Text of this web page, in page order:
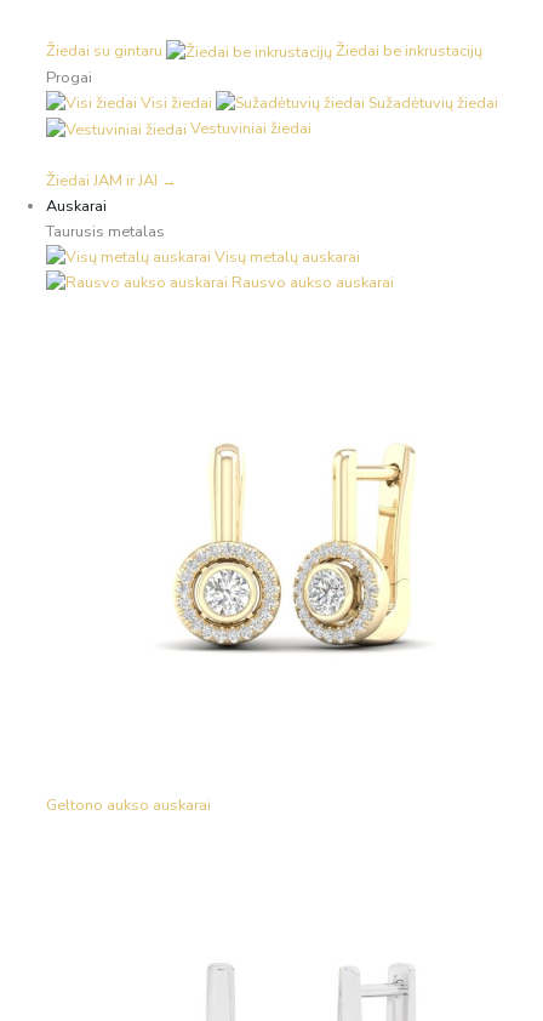
Žiedai su gintaru
Žiedai be inkrustacijų
Progai
Visi žiedai
Sužadėtuvių žiedai
Vestuviniai žiedai
Žiedai JAM ir JAI →
Auskarai
Taurusis metalas
Visų metalų auskarai
Rausvo aukso auskarai
Geltono aukso auskarai